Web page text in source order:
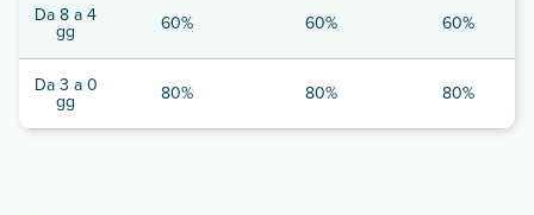
Da 8 a 4
gg 60% 60% 60%
Da 3 a 0
gg 80% 80% 80%